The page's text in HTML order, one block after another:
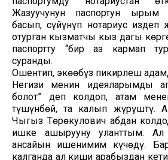
Жазуучунун паспортун
басып, сүйүнүп нотариус
отурган кызматчы кыз дагы
паспортту “бир аз кармап
суранды.
Ошентип, экөөбүз пикирлеш
Негизи менин идеяларымды
болот” деп колдоп, атам
түшүнбөй, таң калып жүрүштү.
Чыңгыз Төрөкулович абдан
ишке ашырууну уланттым.
ансайын ишенимим күчөдү.
калганда ал киши арабыздан